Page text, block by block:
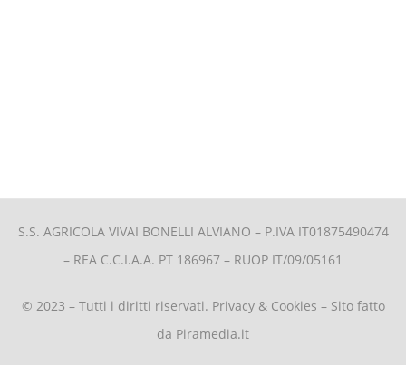
S.S. AGRICOLA VIVAI BONELLI ALVIANO – P.IVA IT01875490474
– REA C.C.I.A.A. PT 186967 – RUOP IT/09/05161
© 2023 – Tutti i diritti riservati. Privacy & Cookies – Sito fatto
da Piramedia.it